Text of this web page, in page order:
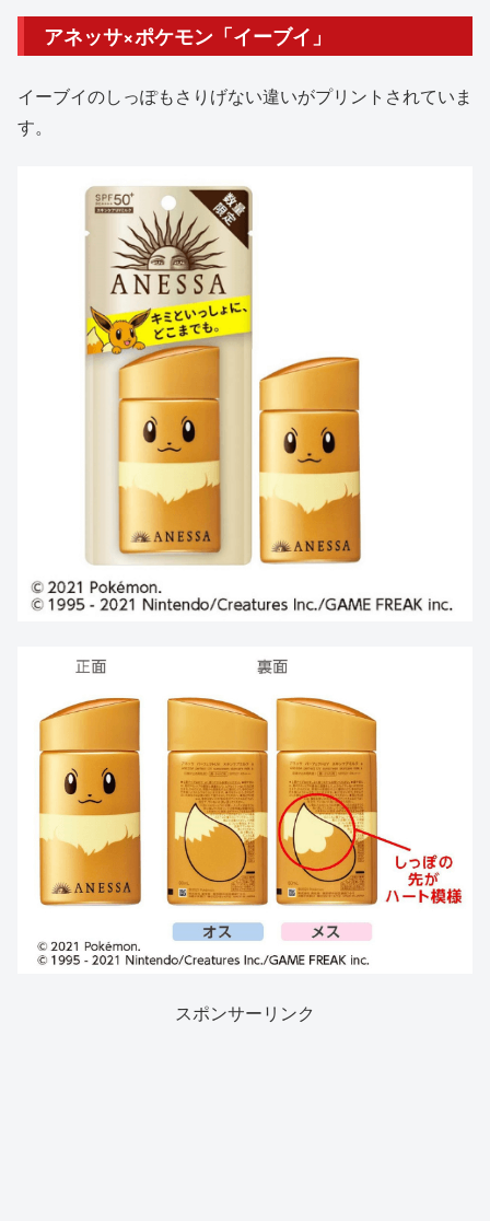
アネッサ×ポケモン「イーブイ」
イーブイのしっぽもさりげない違いがプリントされていま
す。
スポンサーリンク